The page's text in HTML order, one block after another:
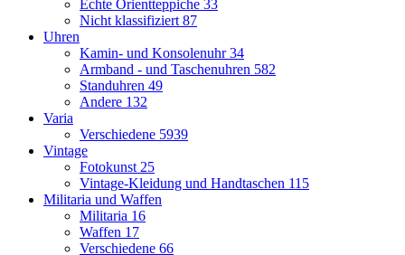
Echte Orientteppiche 33
Nicht klassifiziert 87
Uhren
Kamin- und Konsolenuhr34
Armband - und Taschenuhren 582
Standuhren 49
Andere 132
Varia
Verschiedene 5939
Vintage
Fotokunst 25
Vintage-Kleidung und Handtaschen 115
Militaria und Waffen
Militaria 16
Waffen 17
Verschiedene 66